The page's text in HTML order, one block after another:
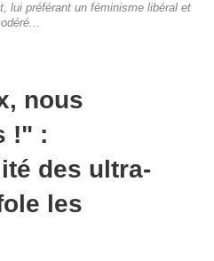
lui préférant un féminisme libéral et
nous
!" :
des ultra-
les